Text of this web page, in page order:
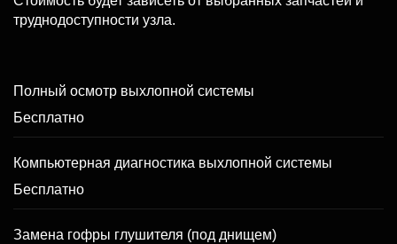
труднодоступности узла.
Полный осмотр выхлопной системы
Бесплатно
Компьютерная диагностика выхлопной системы
Бесплатно
Замена гофры глушителя (под днищем)